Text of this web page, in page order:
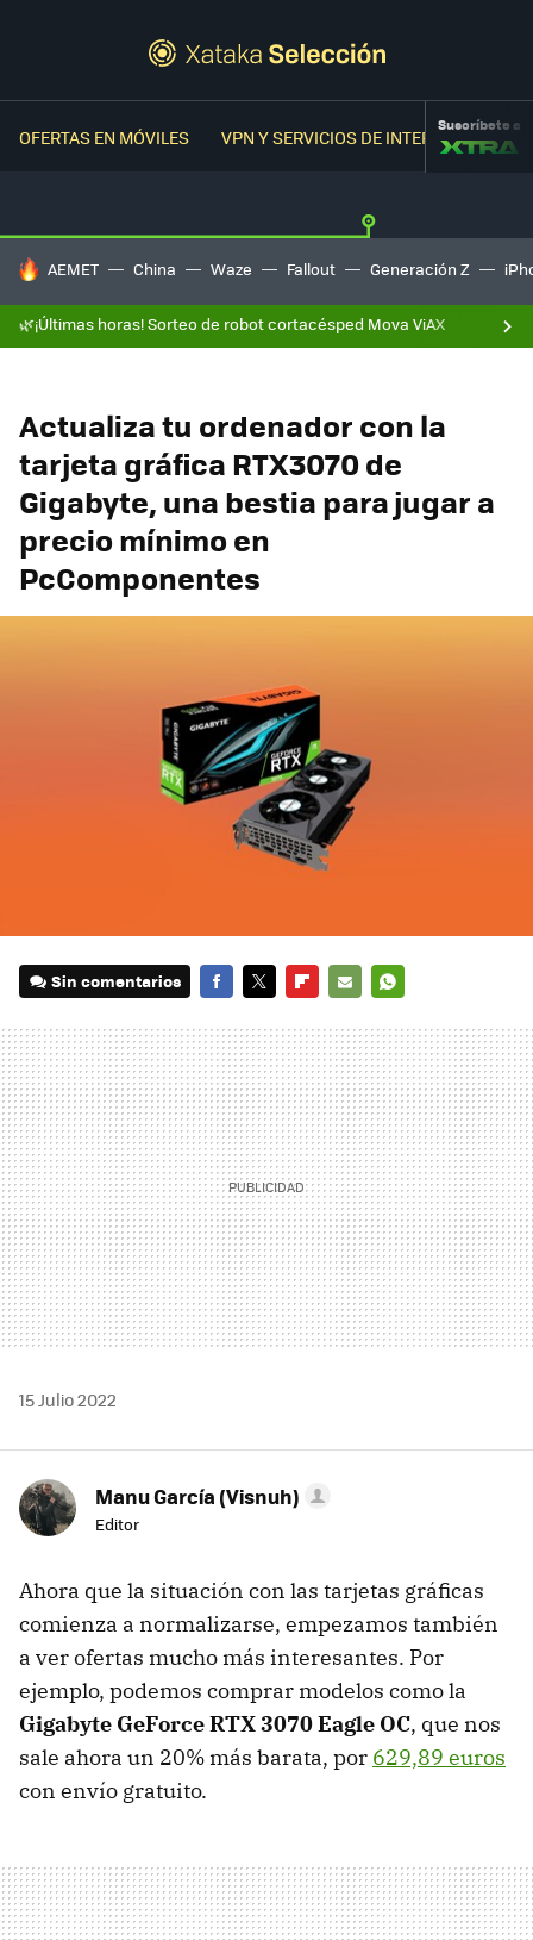
OFERTAS EN MÓVILES VPN Y SERVICIOS DE INTERNETSuscríbete a
HOY SE HABLA DE
AEMET China Waze Fallout Generación Z
🌿¡Últimas horas! Sorteo de robot cortacésped Mova ViAX
Actualiza tu ordenador con la
tarjeta gráfica RTX3070 de
Gigabyte, una bestia para jugar a
precio mínimo en
PcComponentes
Sin comentarios
MAIL
15 Julio 2022
Manu García (Visnuh)
Editor
Ahora que la situación con las tarjetas gráficas
comienza a normalizarse, empezamos también
a ver ofertas mucho más interesantes. Por
ejemplo, podemos comprar modelos como la
Gigabyte GeForce RTX 3070 Eagle OC, que nos
sale ahora un 20% más barata, por 629,89 euros
con envío gratuito.